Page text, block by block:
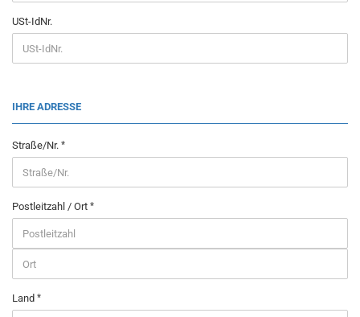
USt-IdNr.
IHRE ADRESSE
Straße/Nr.
Postleitzahl / Ort
Land